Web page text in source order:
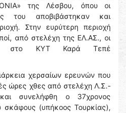
της Λέσβου, όπου οι
του αποβιβάστηκαν και
Στην ευρύτερη περιοχή
από στελέχη της ΕΛ.ΑΣ., οι
στο ΚΥΤ Καρά Τεπέ
χερσαίων ερευνών που
ώρες χθες από στελέχη Λ.Σ.-
συνελήφθη ο 37χρονος
σκάφους (υπήκοος Τουρκίας),